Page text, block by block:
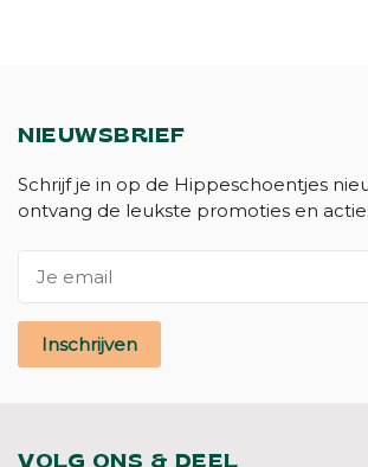
NIEUWSBRIEF
Schrijf je in op de Hippeschoentjes
ontvang de leukste promoties en
Inschrijven
VOLG ONS & DEEL